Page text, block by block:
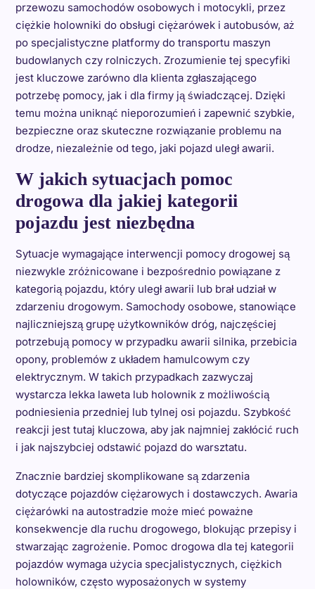
przewozu samochodów osobowych i motocykli, przez
ciężkie holowniki do obsługi ciężarówek i autobusów, aż
po specjalistyczne platformy do transportu maszyn
budowlanych czy rolniczych. Zrozumienie tej specyfiki
jest kluczowe zarówno dla klienta zgłaszającego
potrzebę pomocy, jak i dla firmy ją świadczącej. Dzięki
temu można uniknąć nieporozumień i zapewnić szybkie,
bezpieczne oraz skuteczne rozwiązanie problemu na
drodze, niezależnie od tego, jaki pojazd uległ awarii.
W jakich sytuacjach pomoc
drogowa dla jakiej kategorii
pojazdu jest niezbędna
Sytuacje wymagające interwencji pomocy drogowej są
niezwykle zróżnicowane i bezpośrednio powiązane z
kategorią pojazdu, który uległ awarii lub brał udział w
zdarzeniu drogowym. Samochody osobowe, stanowiące
najliczniejszą grupę użytkowników dróg, najczęściej
potrzebują pomocy w przypadku awarii silnika, przebicia
opony, problemów z układem hamulcowym czy
elektrycznym. W takich przypadkach zazwyczaj
wystarcza lekka laweta lub holownik z możliwością
podniesienia przedniej lub tylnej osi pojazdu. Szybkość
reakcji jest tutaj kluczowa, aby jak najmniej zakłócić ruch
i jak najszybciej odstawić pojazd do warsztatu.
Znacznie bardziej skomplikowane są zdarzenia
dotyczące pojazdów ciężarowych i dostawczych. Awaria
ciężarówki na autostradzie może mieć poważne
konsekwencje dla ruchu drogowego, blokując przepisy i
stwarzając zagrożenie. Pomoc drogowa dla tej kategorii
pojazdów wymaga użycia specjalistycznych, ciężkich
holowników, często wyposażonych w systemy